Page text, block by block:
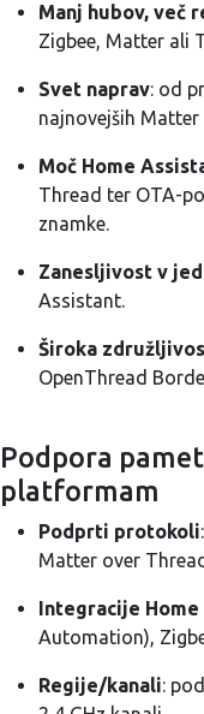
Manj hubov, več
Zigbee, Matter ali
Svet naprav: od
najnovejših Matter
Moč Home
Thread ter OTA-
znamke.
Zanesljivost v
Assistant.
Široka
OpenThread
Podpora
platformam
Podprti protokoli
Matter over
Integracije
Automation),
Regije/kanali: